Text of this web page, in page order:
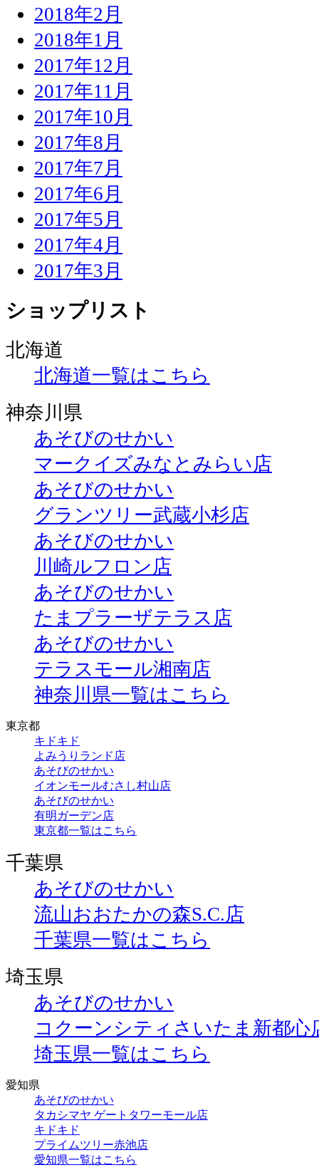
2018年2月
2018年1月
2017年12月
2017年11月
2017年10月
2017年8月
2017年7月
2017年6月
2017年5月
2017年4月
2017年3月
ショップリスト
北海道
北海道一覧はこちら
神奈川県
あそびのせかい
マークイズみなとみらい店
あそびのせかい
グランツリー武蔵小杉店
あそびのせかい
川崎ルフロン店
あそびのせかい
たまプラーザテラス店
あそびのせかい
テラスモール湘南店
神奈川県一覧はこちら
東京都
キドキド
よみうりランド店
あそびのせかい
イオンモールむさし村山店
あそびのせかい
有明ガーデン店
東京都一覧はこちら
千葉県
あそびのせかい
流山おおたかの森S.C.店
千葉県一覧はこちら
埼玉県
あそびのせかい
コクーンシティさいたま新都心
埼玉県一覧はこちら
愛知県
あそびのせかい
タカシマヤ ゲートタワーモール店
キドキド
プライムツリー赤池店
愛知県一覧はこちら